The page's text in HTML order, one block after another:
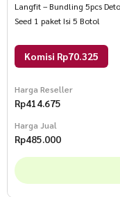
Langfit – Bundling 5pcs
Seed 1 paket Isi 5 Botol
Komisi Rp70.325
Harga Reseller
Rp414.675
Harga Jual
Rp485.000